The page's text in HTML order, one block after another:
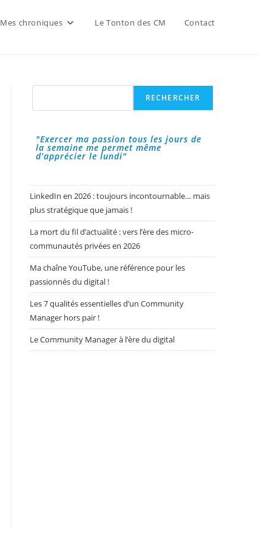
Mes chroniques Le Tonton des CM Contact
Rechercher
RECHERCHER
"Exercer ma passion tous les jours de
la semaine me permet même
d’apprécier le lundi"
LinkedIn en 2026 : toujours incontournable… mais
plus stratégique que jamais !
La mort du fil d’actualité : vers l’ère des micro-
communautés privées en 2026
Ma chaîne YouTube, une référence pour les
passionnés du digital !
Les 7 qualités essentielles d’un Community
Manager hors pair !
Le Community Manager à l’ère du digital